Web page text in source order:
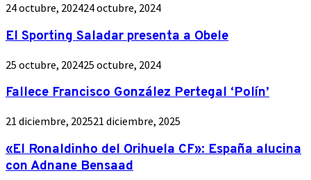
24 octubre, 202424 octubre, 2024
El Sporting Saladar presenta a Obele
25 octubre, 202425 octubre, 2024
Fallece Francisco González Pertegal ‘Polín’
21 diciembre, 202521 diciembre, 2025
«El Ronaldinho del Orihuela CF»: España alucina
con Adnane Bensaad